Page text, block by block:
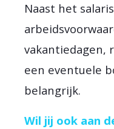
Naast het
vakantiedagen,
een eventuele
belangrijk.
Wil jij ook aan